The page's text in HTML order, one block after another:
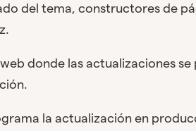
del tema, constructores de
donde las actualizaciones se
la actualización en